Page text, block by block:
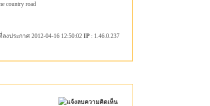
country road
ลงประกาศ 2012-04-16 12:50:02 IP : 1.46.0.237